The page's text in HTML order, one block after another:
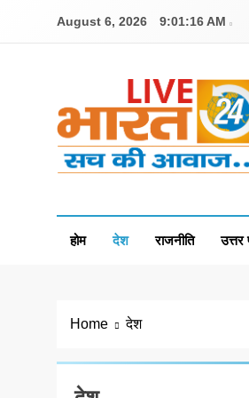
August 6, 2026 9:01:17 AM
होम देश राजनीति
Home देश